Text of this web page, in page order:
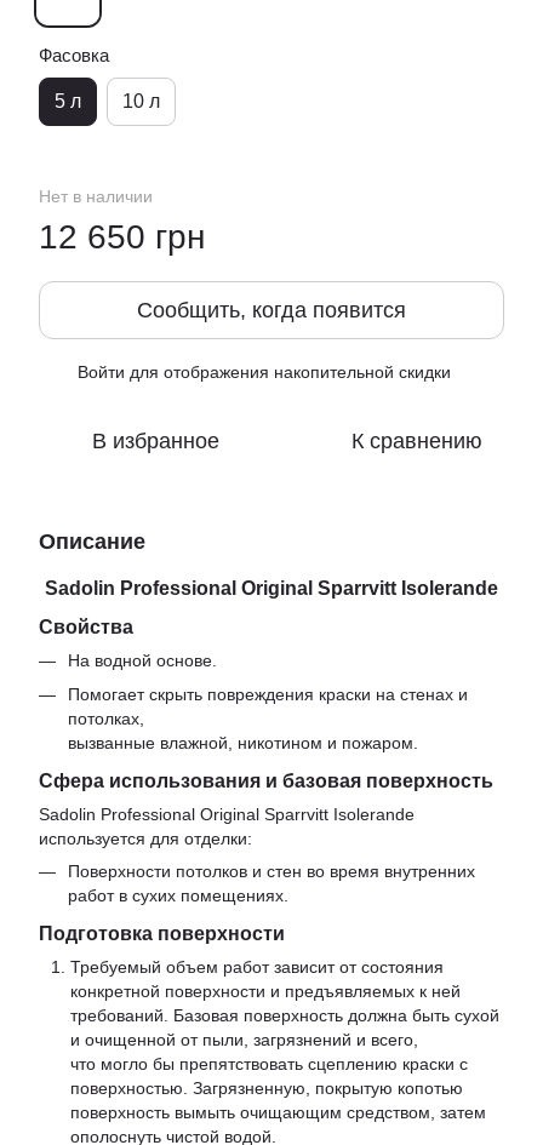
Фасовка
5 л 10 л
Нет в наличии
12 650 грн
Сообщить, когда появится
Войти для отображения накопительной скидки
В избранное К сравнению
Описание
Sadolin Professional Original Sparrvitt Isolerande
Свойства
На водной основе.
Помогает скрыть повреждения краски на стенах и
потолках,
вызванные влажной, никотином и пожаром.
Сфера использования и базовая поверхность
Sadolin Professional Original Sparrvitt Isolerande
используется для отделки:
Поверхности потолков и стен во время внутренних
работ в сухих помещениях.
Подготовка поверхности
Требуемый объем работ зависит от состояния
конкретной поверхности и предъявляемых к ней
требований. Базовая поверхность должна быть сухой
и очищенной от пыли, загрязнений и всего,
что могло бы препятствовать сцеплению краски с
поверхностью. Загрязненную, покрытую копотью
поверхность вымыть очищающим средством, затем
ополоснуть чистой водой.